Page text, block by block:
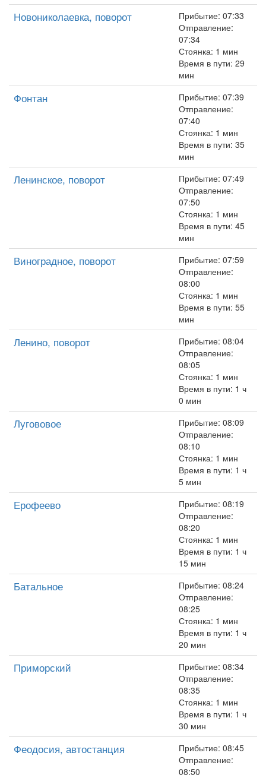
Новониколаевка, поворот
Прибытие: 07:33
Отправление:
07:34
Стоянка: 1 мин
Время в пути: 29
мин
Фонтан
Прибытие: 07:39
Отправление:
07:40
Стоянка: 1 мин
Время в пути: 35
мин
Ленинское, поворот
Прибытие: 07:49
Отправление:
07:50
Стоянка: 1 мин
Время в пути: 45
мин
Виноградное, поворот
Прибытие: 07:59
Отправление:
08:00
Стоянка: 1 мин
Время в пути: 55
мин
Ленино, поворот
Прибытие: 08:04
Отправление:
08:05
Стоянка: 1 мин
Время в пути: 1 ч
0 мин
Лугововое
Прибытие: 08:09
Отправление:
08:10
Стоянка: 1 мин
Время в пути: 1 ч
5 мин
Ерофеево
Прибытие: 08:19
Отправление:
08:20
Стоянка: 1 мин
Время в пути: 1 ч
15 мин
Батальное
Прибытие: 08:24
Отправление:
08:25
Стоянка: 1 мин
Время в пути: 1 ч
20 мин
Приморский
Прибытие: 08:34
Отправление:
08:35
Стоянка: 1 мин
Время в пути: 1 ч
30 мин
Феодосия, автостанция
Прибытие: 08:45
Отправление:
08:50